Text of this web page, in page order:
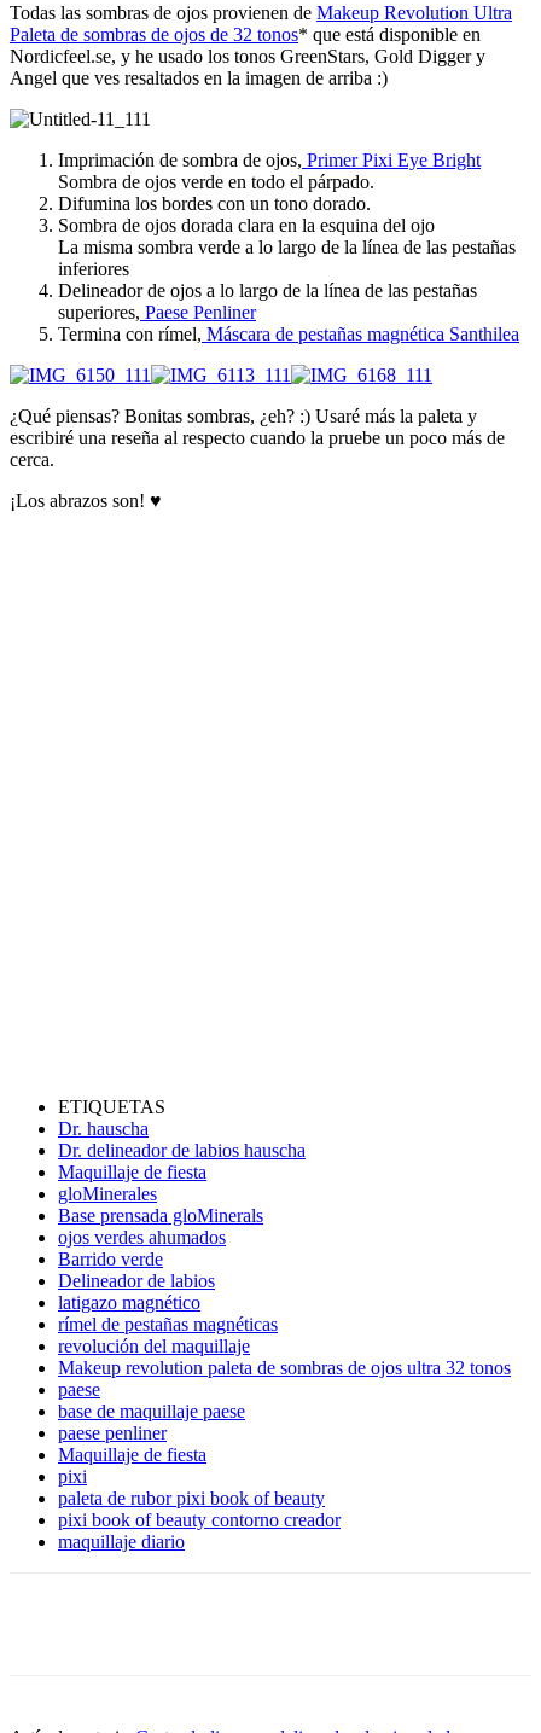
Todas las sombras de ojos provienen de Makeup Revolution Ultra
Paleta de sombras de ojos de 32 tonos* que está disponible en
Nordicfeel.se, y he usado los tonos GreenStars, Gold Digger y
Angel que ves resaltados en la imagen de arriba :)
Imprimación de sombra de ojos, Primer Pixi Eye Bright
Sombra de ojos verde en todo el párpado.
Difumina los bordes con un tono dorado.
Sombra de ojos dorada clara en la esquina del ojo
La misma sombra verde a lo largo de la línea de las pestañas
inferiores
Delineador de ojos a lo largo de la línea de las pestañas
superiores, Paese Penliner
Termina con rímel, Máscara de pestañas magnética Santhilea
¿Qué piensas? Bonitas sombras, ¿eh? :) Usaré más la paleta y
escribiré una reseña al respecto cuando la pruebe un poco más de
cerca.
¡Los abrazos son! ♥
ETIQUETAS
Dr. hauscha
Dr. delineador de labios hauscha
Maquillaje de fiesta
gloMinerales
Base prensada gloMinerals
ojos verdes ahumados
Barrido verde
Delineador de labios
latigazo magnético
rímel de pestañas magnéticas
revolución del maquillaje
Makeup revolution paleta de sombras de ojos ultra 32 tonos
paese
base de maquillaje paese
paese penliner
Maquillaje de fiesta
pixi
paleta de rubor pixi book of beauty
pixi book of beauty contorno creador
maquillaje diario